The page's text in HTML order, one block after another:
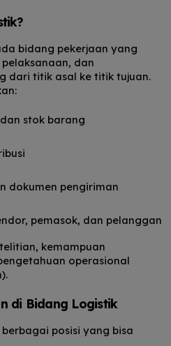
bidang pekerjaan yang
dan
dari titik asal ke titik tujuan.
stok barang
dokumen pengiriman
pemasok, dan pelanggan
kemampuan
operasional
di Bidang Logistik
posisi yang bisa